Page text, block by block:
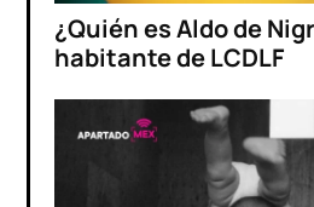
¿Quién es Aldo de
habitante de LCDLF